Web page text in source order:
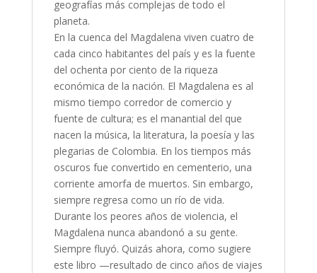
geografías más complejas de todo el
planeta.
En la cuenca del Magdalena viven cuatro de
cada cinco habitantes del país y es la fuente
del ochenta por ciento de la riqueza
económica de la nación. El Magdalena es al
mismo tiempo corredor de comercio y
fuente de cultura; es el manantial del que
nacen la música, la literatura, la poesía y las
plegarias de Colombia. En los tiempos más
oscuros fue convertido en cementerio, una
corriente amorfa de muertos. Sin embargo,
siempre regresa como un río de vida.
Durante los peores años de violencia, el
Magdalena nunca abandonó a su gente.
Siempre fluyó. Quizás ahora, como sugiere
este libro —resultado de cinco años de viajes